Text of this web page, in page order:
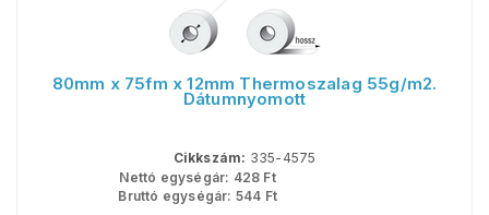
80mm x 75fm x 12mm Thermoszalag 55g/m2.
Dátumnyomott
Cikkszám: 335-4575
Nettó egységár: 428 Ft
Bruttó egységár: 544 Ft